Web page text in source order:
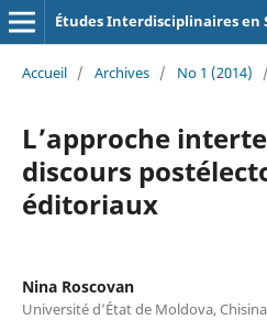
Études Interdisciplinaires en
Accueil / Archives / No 1 (2014) /
L’approche
discours
éditoriaux
Nina Roscovan
Université d’État de Moldova,